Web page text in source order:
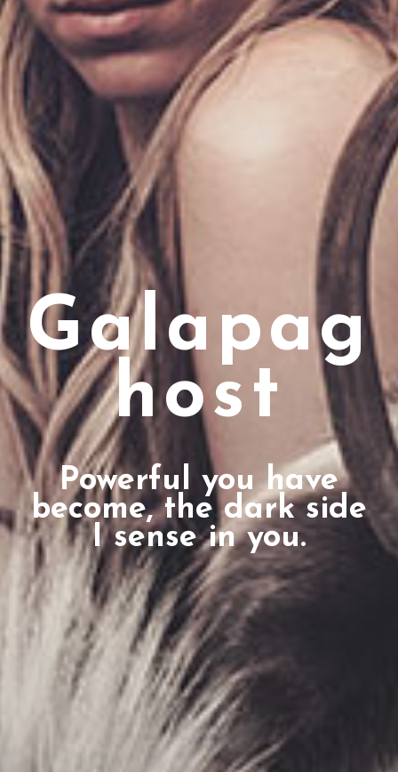
Galapag
host
Powerful you have
become, the dark side
I sense in you.